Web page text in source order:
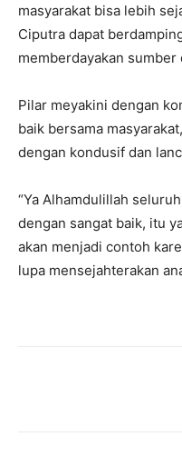
masyarakat bisa lebih
Ciputra dapat
memberdayakan sumber
Pilar meyakini dengan
baik bersama
dengan kondusif dan
“Ya Alhamdulillah
dengan sangat baik, itu
akan menjadi contoh
lupa mensejahterakan